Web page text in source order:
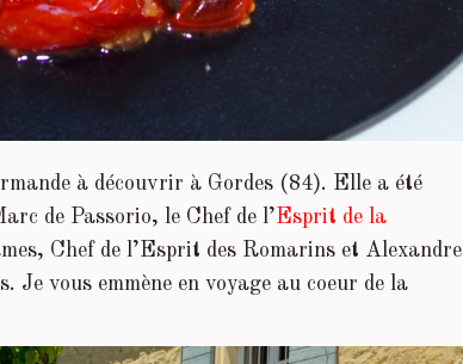
à découvrir à Gordes (84). Elle a été
de Passorio, le Chef de l’ Esprit de la
Chef de l’Esprit des Romarins et Alexandre
Je vous emmène en voyage au coeur de la